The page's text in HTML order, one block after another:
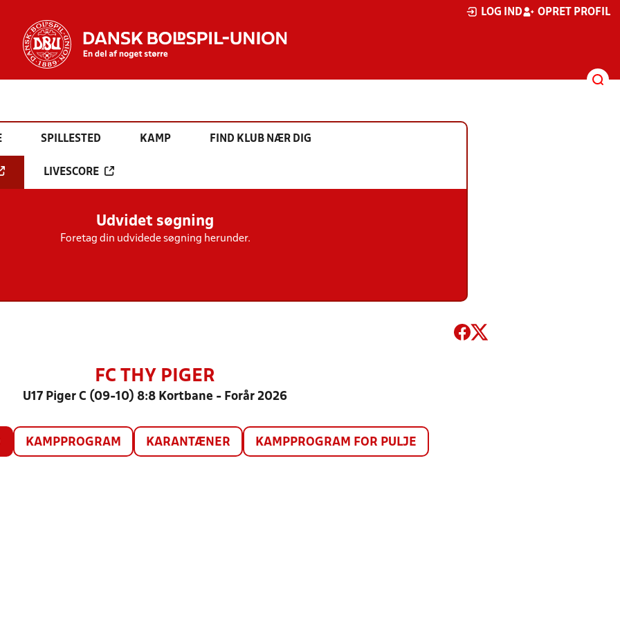
LOG IND OPRET PROFIL
SPILLESTED KAMP FIND KLUB NÆR DIG
LIVESCORE
Udvidet søgning
Foretag din udvidede søgning herunder.
FC THY PIGER
U17 Piger C (09-10) 8:8 Kortbane - Forår 2026
KAMPPROGRAM KARANTÆNER KAMPPROGRAM FOR PULJE